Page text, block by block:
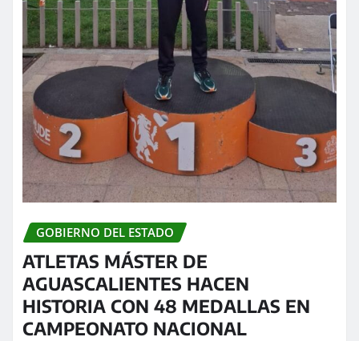
GOBIERNO DEL ESTADO
ATLETAS MÁSTER DE
AGUASCALIENTES HACEN
HISTORIA CON 48 MEDALLAS EN
CAMPEONATO NACIONAL